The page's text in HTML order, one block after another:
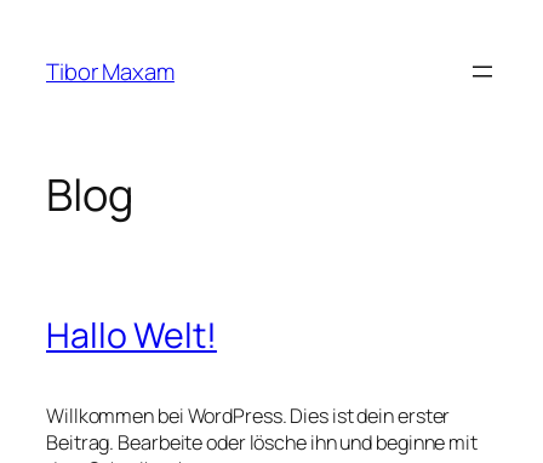
springen
Tibor Maxam
Blog
Hallo Welt!
Willkommen bei WordPress. Dies ist dein erster
Beitrag. Bearbeite oder lösche ihn und beginne mit